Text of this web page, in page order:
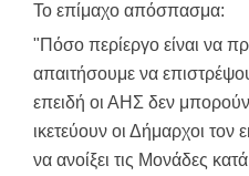
Το επίμαχο απόσπασμα:
"Πόσο περίεργο είναι να
απαιτήσουμε να
επειδή οι ΑΗΣ δεν
ικετεύουν οι Δήμαρχοι
να ανοίξει τις Μονάδες